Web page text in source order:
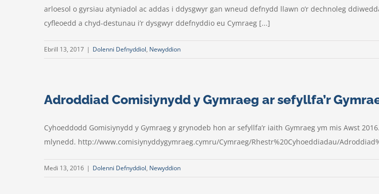
arloesol o gyrsiau atyniadol ac addas i ddysgwyr gan wneud defnydd llawn o’r dechnoleg
cyfleoedd a chyd-destunau i’r dysgwyr ddefnyddio eu Cymraeg [...]
Ebrill 13, 2017 | Dolenni Defnyddiol, Newyddion
Adroddiad Comisiynydd y Gymraeg ar sefyllfa’r
Cyhoeddodd Gomisiynydd y Gymraeg y grynodeb hon ar sefyllfa’r iaith Gymraeg ym mis Awst
mlynedd. http://www.comisiynyddygymraeg.cymru/Cymraeg/Rhestr%20Cyhoeddiadau/
Medi 13, 2016 | Dolenni Defnyddiol, Newyddion